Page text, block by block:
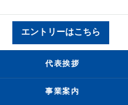
エントリーはこちら
代表挨拶
事業案内